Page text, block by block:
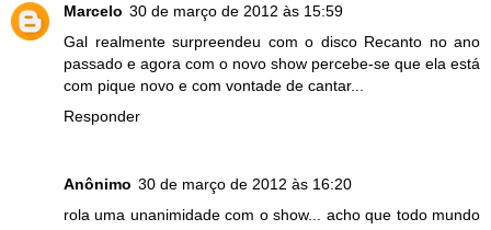
Marcelo 30 de março de 2012 às 15:59
Gal realmente surpreendeu com o disco Recanto no ano
passado e agora com o novo show percebe-se que ela está
com pique novo e com vontade de cantar...
Responder
Anônimo 30 de março de 2012 às 16:20
rola uma unanimidade com o show... acho que todo mundo